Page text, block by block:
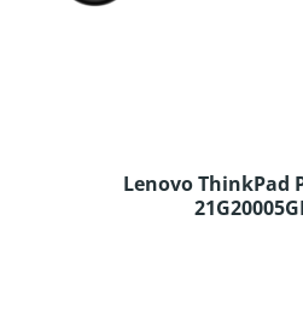
Lenovo ThinkPad